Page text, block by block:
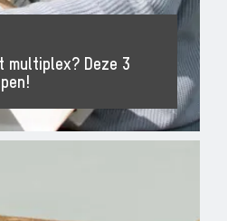
multiplex? Deze 3